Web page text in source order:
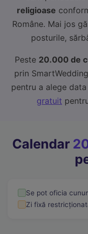
religioase
Române. Mai jos
posturile,
Peste 20.000 de
prin
pentru a alege
gratuit
Calendar
Se pot oficia
Zi fixă